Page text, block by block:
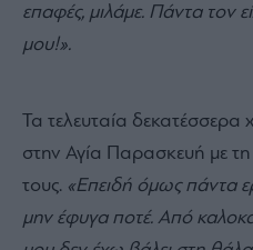
επαφές, μιλάμε. Πάντα τον
μου!».
Τα τελευταία δεκατέσσερα
στην Αγία Παρασκευή με
τους. «Επειδή όμως πάντα
μην έφυγα ποτέ. Από